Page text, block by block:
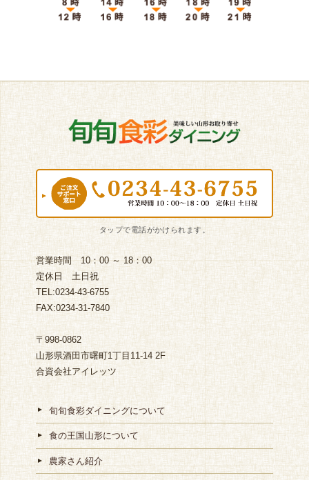
営業時間 10：00 ～ 18：00
定休日 土日祝
TEL:0234-43-6755
FAX:0234-31-7840
〒998-0862
山形県酒田市曙町1丁目11-14 2F
合資会社アイレッツ
旬旬食彩ダイニングについて
食の王国山形について
農家さん紹介